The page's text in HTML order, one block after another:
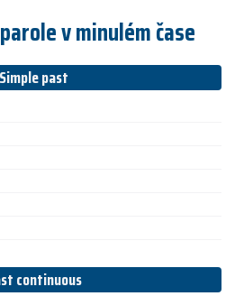
v minulém čase
Simple past
continuous